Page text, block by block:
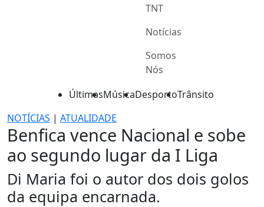
TNT
Notícias
Somos
Nós
ÚltimasMúsicaDesportoTrânsito
NOTÍCIAS | ATUALIDADE
Benfica vence Nacional e sobe
ao segundo lugar da I Liga
Di Maria foi o autor dos dois golos
da equipa encarnada.